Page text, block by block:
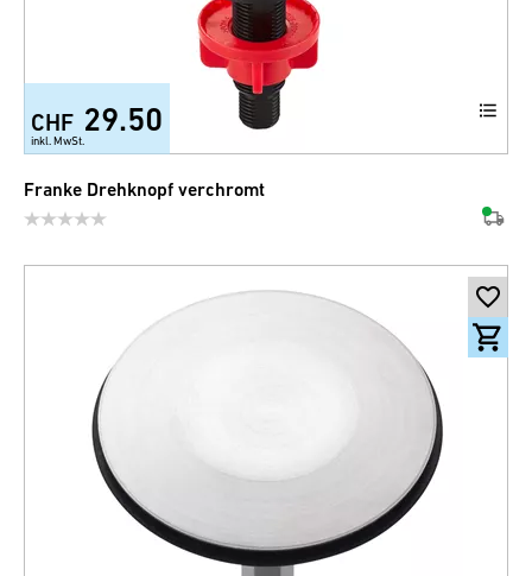
CHF 29.50
inkl. MwSt.
Franke Drehknopf verchromt